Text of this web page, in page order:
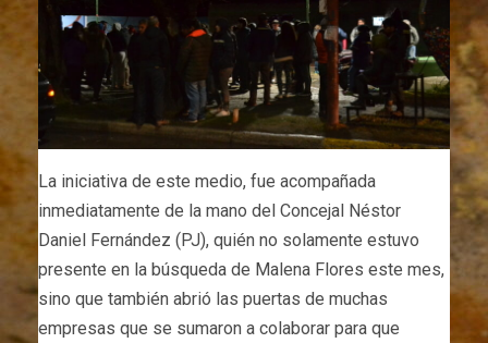
La iniciativa de este medio, fue acompañada
inmediatamente de la mano del Concejal Néstor
Daniel Fernández (PJ), quién no solamente estuvo
presente en la búsqueda de Malena Flores este mes,
sino que también abrió las puertas de muchas
empresas que se sumaron a colaborar para que